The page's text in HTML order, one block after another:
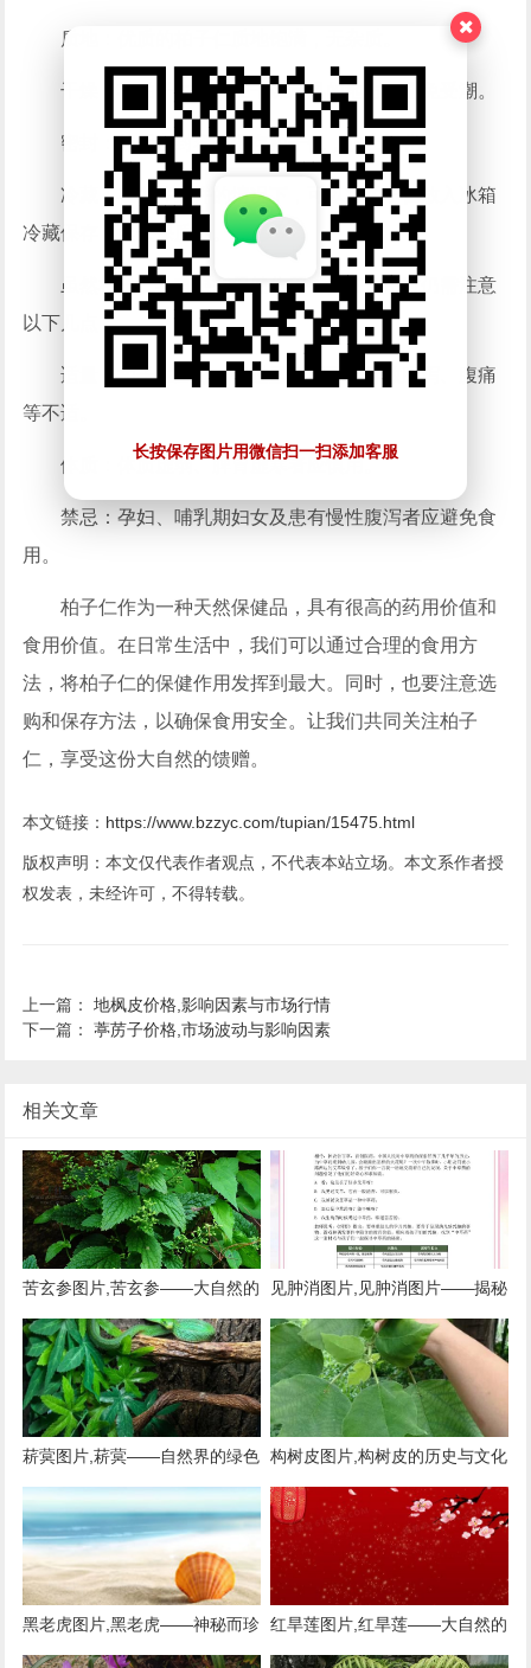
长按保存图片用微信扫一扫添加客服
质地：优质的柏子仁质地饱满，无杂质。
干燥：将柏子仁存放在干燥通风的地方，避免受潮。
密封：使用密封容器保存柏子仁，防止氧化。
冷藏：在条件允许的情况下，可以将柏子仁放入冰箱
冷藏保存，延长保质期。
虽然柏子仁具有很多保健作用，但在食用时仍需注意
以下几点：
适量：柏子仁虽好，但过量食用可能导致腹泻、腹痛
等不适。
体质：体质虚弱、脾胃虚寒者应慎用。
禁忌：孕妇、哺乳期妇女及患有慢性腹泻者应避免食
用。
柏子仁作为一种天然保健品，具有很高的药用价值和
食用价值。在日常生活中，我们可以通过合理的食用方
法，将柏子仁的保健作用发挥到最大。同时，也要注意选
购和保存方法，以确保食用安全。让我们共同关注柏子
仁，享受这份大自然的馈赠。
本文链接： https://www.bzzyc.com/tupian/15475.html
版权声明：本文仅代表作者观点，不代表本站立场。本文系作者授
权发表，未经许可，不得转载。
上一篇：地枫皮价格,影响因素与市场行情
下一篇：葶苈子价格,市场波动与影响因素
相关文章
苦玄参图片,苦玄参——大自然的
神奇植物
见肿消图片,见肿消图片——揭秘
神奇的中草药膏药
菥蓂图片,菥蓂——自然界的绿色
精灵
构树皮图片,构树皮的历史与文化
黑老虎图片,黑老虎——神秘而珍
贵的野生植物
红旱莲图片,红旱莲——大自然的
红色精灵